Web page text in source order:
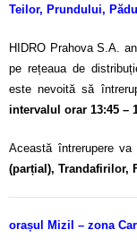
Teilor, Prundului,
HIDRO Prahova S.A.
pe rețeaua de
este nevoită să
intervalul orar 13:45 –
Această întrerupere
(parțial), Trandafirilor,
orașul Mizil – zona